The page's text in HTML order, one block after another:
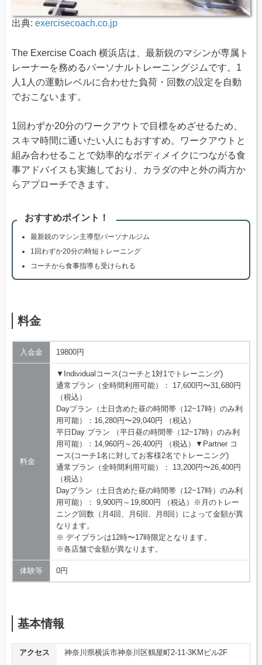
出典: exercisecoach.co.jp
The Exercise Coach 横浜店は、最新鋭のマシンが専属ト
レーナーを務めるパーソナルトレーニングジムです。1
人1人の運動レベルに合わせた負荷・回数の設定を自動
でおこないます。
1回わずか20分のワークアウトで目標をめざせるため、
スキマ時間に通いたい人にもおすすめ。ワークアウトと
組み合わせることで効率的なボディメイクにつながる食
事アドバイスも実施しており、カラダの中と外の両方か
らアプローチできます。
おすすめポイント！
最新鋭のマシン主導型パーソナルジム
1回わずか20分の時短トレーニング
コーチから食事指導も受けられる
料金
入会金 19800円
料金
▼Individualコース(コーチと1対1でトレーニング)
通常プラン（全時間利用可能）： 17,600円〜31,680円
（税込）
Dayプラン（土日含めた昼の時間帯（12~17時）のみ利
用可能）：16,280円〜29,040円 （税込）
平日Day プラン （平日昼の時間帯（12~17時）のみ利
用可能）：14,960円～26,400円 （税込）▼Partner コ
ース(コーチ1名に対してお客様2名でトレーニング)
通常プラン（全時間利用可能）： 13,200円〜26,400円
（税込）
Dayプラン（土日含めた昼の時間帯（12~17時）のみ利
用可能）： 9,900円～19,800円 （税込）※月のトレー
ニング回数（月4回、月6回、月8回）によって金額が異
なります。
※ デイプランは12時〜17時限定となります。
※各店舗で金額が異なります。
体験等 0円
基本情報
アクセス
神奈川県横浜市神奈川区鶴屋町2-11-3KMビル2F